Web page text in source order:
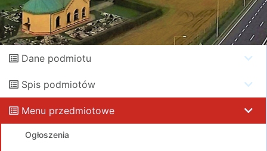
Dane podmiotu
Spis podmiotów
Menu przedmiotowe
Ogłoszenia